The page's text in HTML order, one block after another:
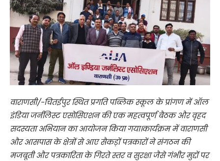
वाराणसी/-चितईपुर स्थित प्रगति पब्लिक स्कूल के प्रांगण में ऑल
इंडिया जर्नलिस्ट एसोसिएशन की एक महत्वपूर्ण बैठक और वृहद
सदस्यता अभियान का आयोजन किया गया।कार्यक्रम में वाराणसी
और आसपास के क्षेत्रों से आए सैकड़ों पत्रकारों ने संगठन की
मजबूती और पत्रकारिता के गिरते स्तर व सुरक्षा जैसे गंभीर मुद्दों पर